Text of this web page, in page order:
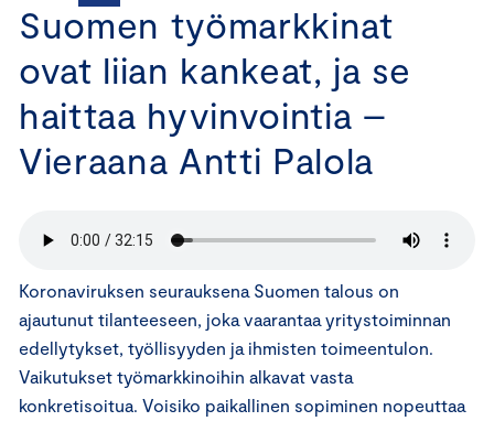
Suomen työmarkkinat
ovat liian kankeat, ja se
haittaa hyvinvointia –
Vieraana Antti Palola
Koronaviruksen seurauksena Suomen talous on
ajautunut tilanteeseen, joka vaarantaa yritystoiminnan
edellytykset, työllisyyden ja ihmisten toimeentulon.
Vaikutukset työmarkkinoihin alkavat vasta
konkretisoitua. Voisiko paikallinen sopiminen nopeuttaa